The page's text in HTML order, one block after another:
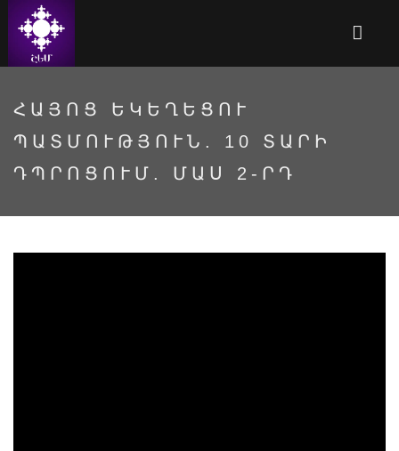
ՀԱՅՈՑ ԵԿԵՂԵՑՈՒ
ՊԱՏՄՈՒԹՅՈՒՆ. 10 ՏԱՐԻ
ԴՊՐՈՑՈՒՄ. ՄԱՍ 2-ՐԴ